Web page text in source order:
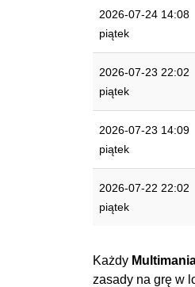
2026-07-24 14:08
piątek
2026-07-23 22:02
piątek
2026-07-23 14:09
piątek
2026-07-22 22:02
piątek
Każdy
zasady na grę w